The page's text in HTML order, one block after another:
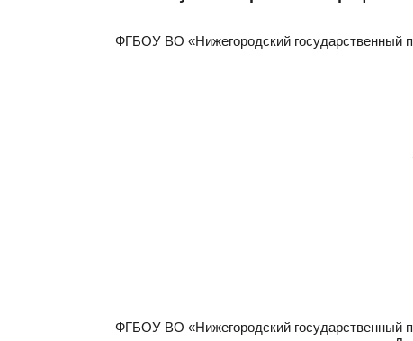
ФГБОУ ВО «Нижегородский государственный
ФГБОУ ВО «Нижегородский государственный